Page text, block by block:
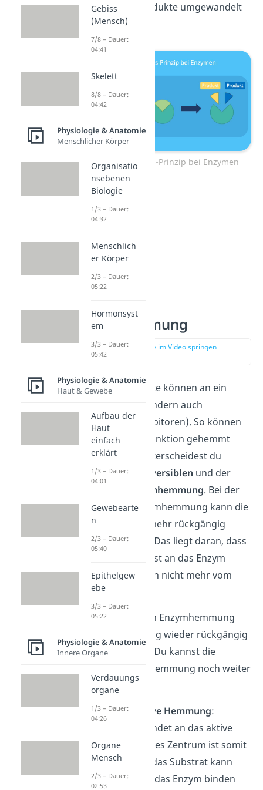
ist, kann es in Produkte umgewandelt
werden.
Schlüssel-Schloss-Prinzip bei Enzymen
Enzymhemmung
zur Stelle im Video springen
Nicht nur Substrate können an ein
Enzym binden, sondern auch
Hemmstoffe (Inhibitoren). So können
Enzyme in ihrer Funktion gehemmt
werden. Dabei unterscheidest du
zwischen der
irreversiblen und der
reversiblen Enzymhemmung. Bei der
irreversiblen Enzymhemmung kann die
Hemmung nicht mehr rückgängig
gemacht werden. Das liegt daran, dass
der Inhibitor so fest an das Enzym
bindet, dass er sich nicht mehr vom
Enzym lösen lässt.
Bei der reversiblen Enzymhemmung
kann die Hemmung wieder rückgängig
gemacht werden. Du kannst die
reversible Enzymhemmung noch weiter
einteilen in:
die kompetitive Hemmung:
Hemmstoff bindet an das aktive
Zentrum; aktives Zentrum ist somit
blockiert und das Substrat kann
nicht mehr an das Enzym binden
Gebiss
(Mensch)
7/8 – Dauer:
04:41
Skelett
8/8 – Dauer:
04:42
Physiologie & Anatomie
Menschlicher Körper
Organisatio
nsebenen
Biologie
1/3 – Dauer:
04:32
Menschlich
er Körper
2/3 – Dauer:
05:22
Hormonsyst
em
3/3 – Dauer:
05:42
Physiologie & Anatomie
Haut & Gewebe
Aufbau der
Haut
einfach
erklärt
1/3 – Dauer:
04:01
Gewebearte
n
2/3 – Dauer:
05:40
Epithelgew
ebe
3/3 – Dauer:
05:22
Physiologie & Anatomie
Innere Organe
Verdauungs
organe
1/3 – Dauer:
04:26
Organe
Mensch
2/3 – Dauer:
02:53